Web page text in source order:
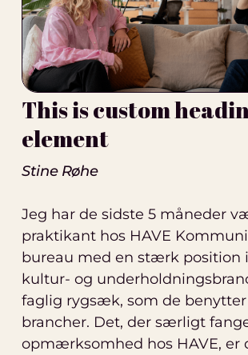
This is custom
element
Stine Røhe
Jeg har de sidste 5 måneder
praktikant hos HAVE
bureau med en stærk position
kultur- og
faglig rygsæk, som de
brancher. Det, der særligt
opmærksomhed hos HAVE, er